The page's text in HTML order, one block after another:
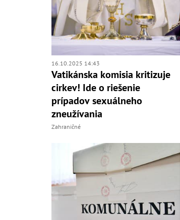
16.10.2025 14:43
Vatikánska komisia kritizuje
cirkev! Ide o riešenie
prípadov sexuálneho
zneužívania
Zahraničné